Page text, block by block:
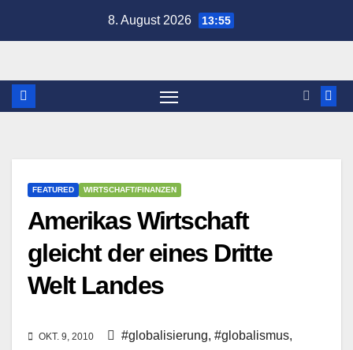
8. August 2026 13:55
FEATURED WIRTSCHAFT/FINANZEN
Amerikas Wirtschaft
gleicht der eines Dritte
Welt Landes
OKT. 9, 2010 #globalisierung, #globalismus,